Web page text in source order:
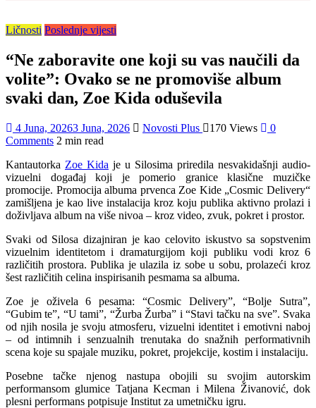
Ličnosti Poslednje vijesti
“Ne zaboravite one koji su vas naučili da
volite”: Ovako se ne promoviše album
svaki dan, Zoe Kida oduševila
4 Juna, 20263 Juna, 2026 Novosti Plus 170 Views
0
Comments 2 min read
Kantautorka Zoe Kida je u Silosima priredila nesvakidašnji audio-
vizuelni događaj koji je pomerio granice klasične muzičke
promocije. Promocija albuma prvenca Zoe Kide „Cosmic Delivery“
zamišljena je kao live instalacija kroz koju publika aktivno prolazi i
doživljava album na više nivoa – kroz video, zvuk, pokret i prostor.
Svaki od Silosa dizajniran je kao celovito iskustvo sa sopstvenim
vizuelnim identitetom i dramaturgijom koji publiku vodi kroz 6
različitih prostora. Publika je ulazila iz sobe u sobu, prolazeći kroz
šest različitih celina inspirisanih pesmama sa albuma.
Zoe je oživela 6 pesama: “Cosmic Delivery”, “Bolje Sutra”,
“Gubim te”, “U tami”, “Žurba Žurba” i “Stavi tačku na sve”. Svaka
od njih nosila je svoju atmosferu, vizuelni identitet i emotivni naboj
– od intimnih i senzualnih trenutaka do snažnih performativnih
scena koje su spajale muziku, pokret, projekcije, kostim i instalaciju.
Posebne tačke njenog nastupa obojili su svojim autorskim
performansom glumice Tatjana Kecman i Milena Živanović, dok
plesni performans potpisuje Institut za umetničku igru.